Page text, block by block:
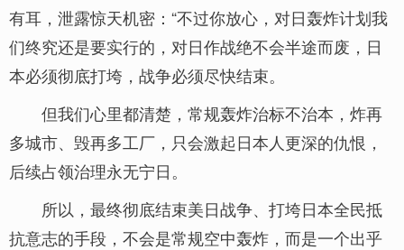
有耳，泄露惊天机密：“不过你放心，对日轰炸计划我
们终究还是要实行的，对日作战绝不会半途而废，日
本必须彻底打垮，战争必须尽快结束。
但我们心里都清楚，常规轰炸治标不治本，炸再
多城市、毁再多工厂，只会激起日本人更深的仇恨，
后续占领治理永无宁日。
所以，最终彻底结束美日战争、打垮日本全民抵
抗意志的手段，不会是常规空中轰炸，而是一个出乎